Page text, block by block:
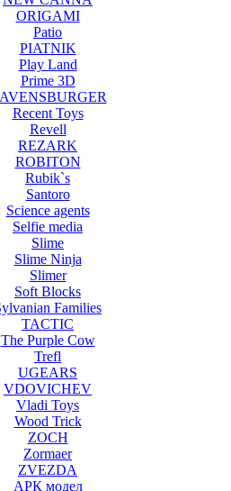
ORIGAMI
Patio
PIATNIK
Play Land
Prime 3D
Recent Toys
Revell
REZARK
ROBITON
Rubik`s
Santoro
Science agents
Selfie media
Slime
Slime Ninja
Slimer
Soft Blocks
Families
TACTIC
The Purple Cow
Trefl
UGEARS
VDOVICHEV
Vladi Toys
Wood Trick
ZOCH
Zormaer
ZVEZDA
АРК модел